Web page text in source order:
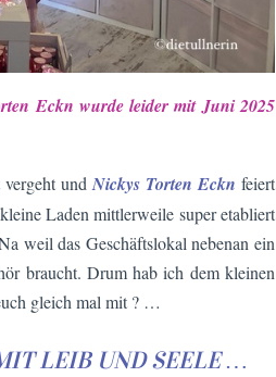
Eckn wurde leider mit Juni 2025
undNickys Torten Eckn feiert
Laden mittlerweile super etabliert
weil das Geschäftslokal nebenan ein
braucht. Drum hab ich dem kleinen
gleich mal mit ? …
LEIB UND SEELE …